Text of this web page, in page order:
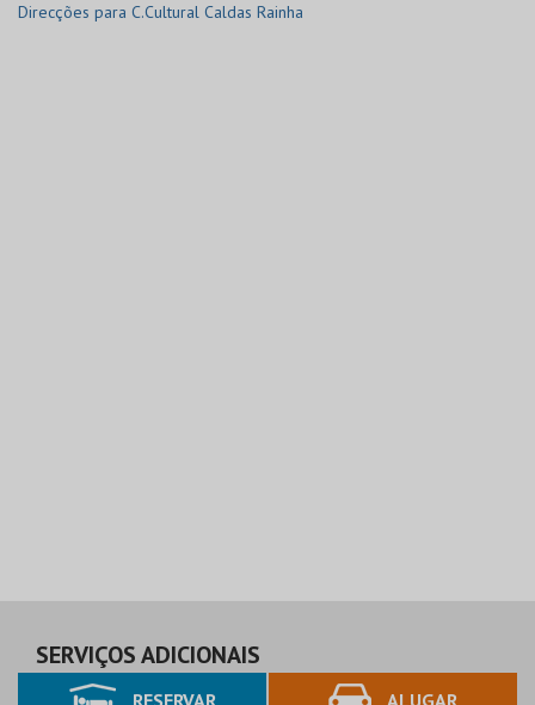
Direcções para C.Cultural Caldas Rainha
SERVIÇOS ADICIONAIS
RESERVAR ALUGAR